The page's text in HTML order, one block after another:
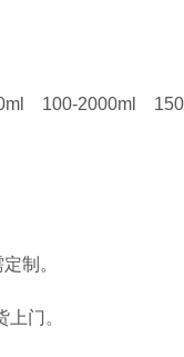
100-2000ml 150-
制。
门。